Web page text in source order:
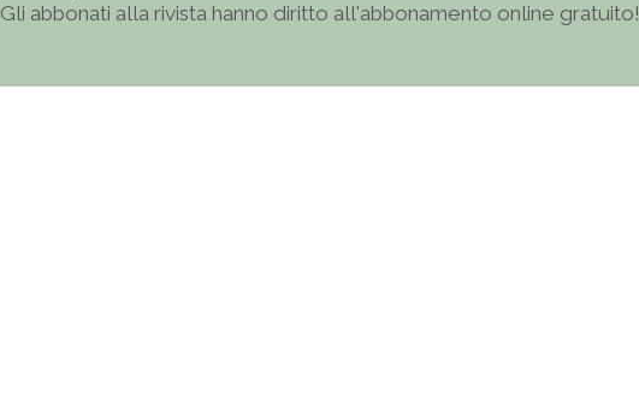
Gli abbonati alla rivista hanno diritto all'abbonamento online gratuito!